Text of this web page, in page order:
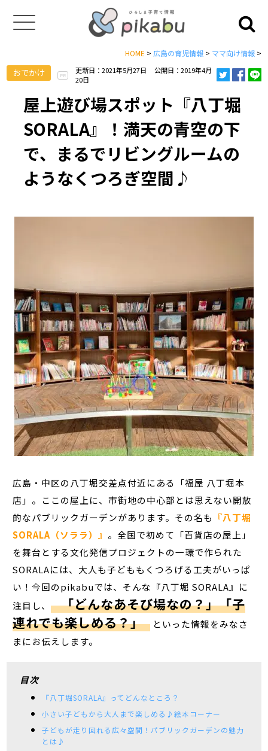
HOME > 広島の育児情報> ママ向け情報>
おでかけ PR
更新日：2021年5月27日
公開日：2019年4月
20日
屋上遊び場スポット『八丁堀
SORALA』！満天の青空の下
で、まるでリビングルームの
ようなくつろぎ空間♪
広島・中区の八丁堀交差点付近にある「福屋 八丁堀本
店」。ここの屋上に、市街地の中心部とは思えない開放
的なパブリックガーデンがあります。その名も 『八丁堀
SORALA（ソララ）』 。全国で初めて「百貨店の屋上」
を舞台とする文化発信プロジェクトの一環で作られた
SORALAには、大人も子どももくつろげる工夫がいっぱ
い！今回のpikabuでは、そんな『八丁堀 SORALA』に
注目し、 「どんなあそび場なの？」「子
連れでも楽しめる？」 といった情報をみなさ
まにお伝えします。
目次
『八丁堀SORALA』ってどんなところ？
小さい子どもから大人まで楽しめる♪絵本コーナー
子どもが走り回れる広々空間！パブリックガーデンの魅力
とは♪